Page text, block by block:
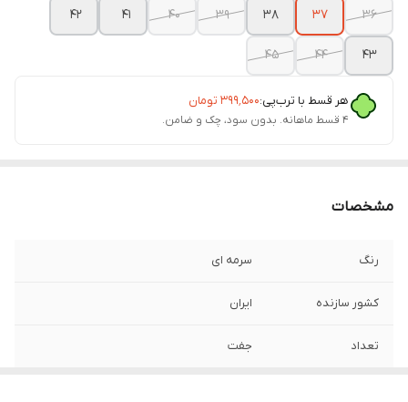
36
37
38
39
40
41
42
43
44
45
هر قسط با ترب‌پی:۳۹۹٬۵۰۰ تومان
۴ قسط ماهانه. بدون سود، چک و ضامن.
مشخصات
رنگ سرمه ای
کشور سازنده ایران
تعداد جفت